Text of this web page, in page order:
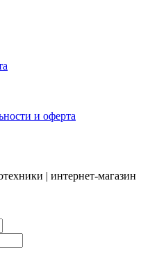
и оферта
| интернет-магазин